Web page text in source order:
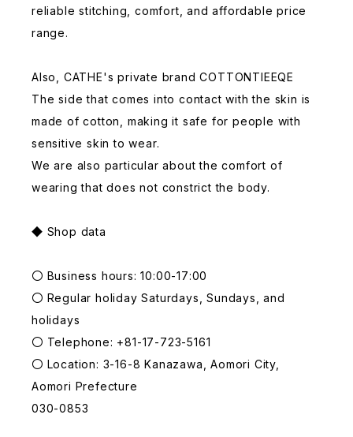
reliable stitching, comfort, and affordable price
range.
Also, CATHE's private brand COTTONTIEEQE
The side that comes into contact with the skin is
made of cotton, making it safe for people with
sensitive skin to wear.
We are also particular about the comfort of
wearing that does not constrict the body.
◆ Shop data
〇 Business hours: 10:00-17:00
〇 Regular holiday Saturdays, Sundays, and
holidays
〇 Telephone: +81-17-723-5161
〇 Location: 3-16-8 Kanazawa, Aomori City,
Aomori Prefecture
030-0853